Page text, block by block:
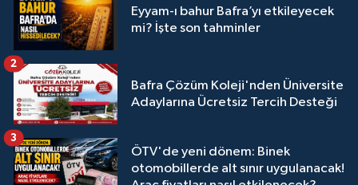
Eyyam-ı bahur Bafra’yı etkileyecek
mi? İşte son tahminler
Bafra Çözüm Koleji'nden Üniversite
Adaylarına Ücretsiz Tercih Desteği
2
ÖTV'de yeni dönem: Binek
otomobillerde alt sınır uygulanacak!
3